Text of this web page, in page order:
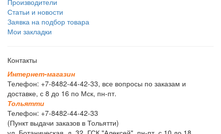
Статьи и новости
Заявка на подбор товара
Мои закладки
Контакты
Интернет-магазин
Телефон: +7-8482-44-42-33, все вопросы по заказам и
доставке, с 8 до 16 по Мск, пн-пт.
Тольятти
Телефон: +7-8482-44-42-33
(Пункт выдачи заказов в Тольятти)